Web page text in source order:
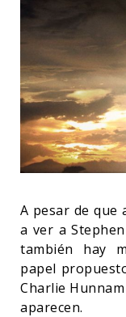
A pesar de que
a ver a
también hay
papel
Charlie
aparecen.